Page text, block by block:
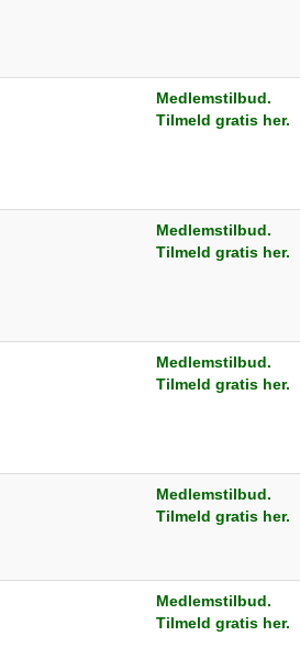
Medlemstilbud.
Tilmeld gratis her.
Medlemstilbud.
Tilmeld gratis her.
Medlemstilbud.
Tilmeld gratis her.
Medlemstilbud.
Tilmeld gratis her.
Medlemstilbud.
Tilmeld gratis her.